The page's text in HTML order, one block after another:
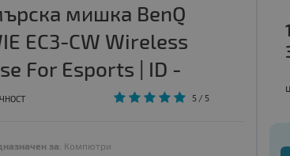
мишка BenQ
EC3-CW Wireless
For Esports | ID -
5 / 5
за: Kомпютри